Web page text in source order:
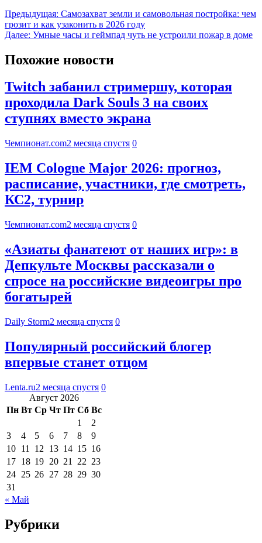
Предыдущая: Самозахват земли и самовольная постройка: чем
грозит и как узаконить в 2026 году
Далее: Умные часы и геймпад чуть не устроили пожар в доме
Похожие новости
Twitch забанил стримершу, которая
проходила Dark Souls 3 на своих
ступнях вместо экрана
Чемпионат.com2 месяца спустя 0
IEM Cologne Major 2026: прогноз,
расписание, участники, где смотреть,
КС2, турнир
Чемпионат.com2 месяца спустя 0
«Азиаты фанатеют от наших игр»: в
Депкульте Москвы рассказали о
спросе на российские видеоигры про
богатырей
Daily Storm2 месяца спустя 0
Популярный российский блогер
впервые станет отцом
Lenta.ru2 месяца спустя 0
Август 2026
Пн Вт Ср Чт Пт Сб Вс
1
2
3
4 5 6 7 8
9
10 11 12 13 14 15 16
17 18 19 20 21 22 23
24 25 26 27 28 29 30
31
« Май
Рубрики